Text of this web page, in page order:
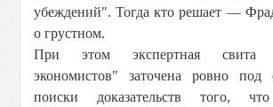
убеждений". Тогда кто решает —
о грустном.
При этом экспертная свита
экономистов" заточена ровно
поиски доказательств того,